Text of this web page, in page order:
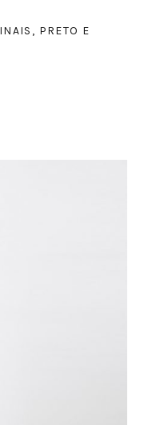
, PRETO E